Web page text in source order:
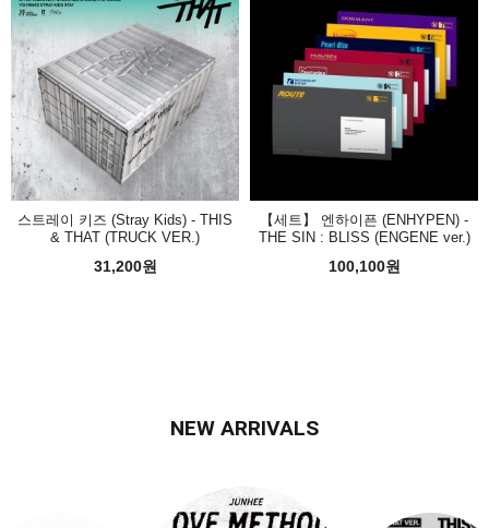
스트레이 키즈 (Stray Kids) - THIS
& THAT (TRUCK VER.)
31,200원
【세트】 엔하이픈 (ENHYPEN) -
THE SIN : BLISS (ENGENE ver.)
100,100원
NEW ARRIVALS